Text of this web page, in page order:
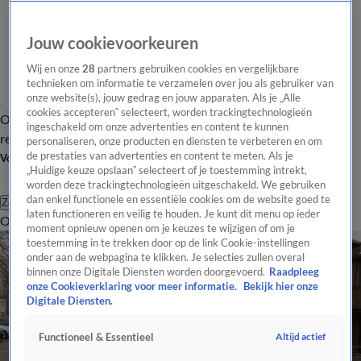
Overzicht Laatste nieuws Regionieuws Het beste van Hart
Tip de
redactie
Volg Hart van Nederland
Zoeken
OverzichtRegioUitzendingenWeerTip de redactiePanelVideo's
Jouw cookievoorkeuren
Wij en onze28 partners gebruiken cookies en vergelijkbare
technieken om informatie te verzamelen over jou als gebruiker van
onze website(s), jouw gedrag en jouw apparaten. Als je „Alle
cookies accepteren” selecteert, worden trackingtechnologieën
ingeschakeld om onze advertenties en content te kunnen
personaliseren, onze producten en diensten te verbeteren en om
de prestaties van advertenties en content te meten. Als je
„Huidige keuze opslaan” selecteert of je toestemming intrekt,
worden deze trackingtechnologieën uitgeschakeld. We gebruiken
dan enkel functionele en essentiële cookies om de website goed te
laten functioneren en veilig te houden. Je kunt dit menu op ieder
moment opnieuw openen om je keuzes te wijzigen of om je
toestemming in te trekken door op de link Cookie-instellingen
onder aan de webpagina te klikken. Je selecties zullen overal
binnen onze Digitale Diensten worden doorgevoerd. Raadpleeg
onze Cookieverklaring voor meer informatie.
Bekijk hier onze
Digitale Diensten.
Functioneel & Essentieel Altijd actief